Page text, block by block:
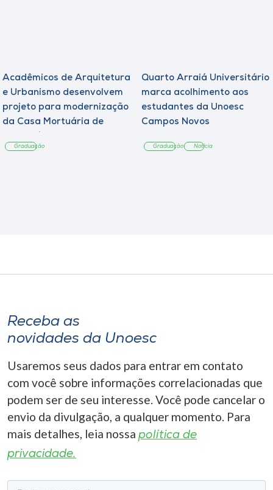
Acadêmicos de Arquitetura
e Urbanismo desenvolvem
projeto para modernização
da Casa Mortuária de
Graduação
Quarto Arraiá Universitário
marca acolhimento aos
estudantes da Unoesc
Campos Novos
Graduação Notícia
Receba as
novidades da Unoesc
Usaremos seus dados para entrar em contato
com você sobre informações correlacionadas que
podem ser de seu interesse. Você pode cancelar o
envio da divulgação, a qualquer momento. Para
mais detalhes, leia nossa política de
privacidade.